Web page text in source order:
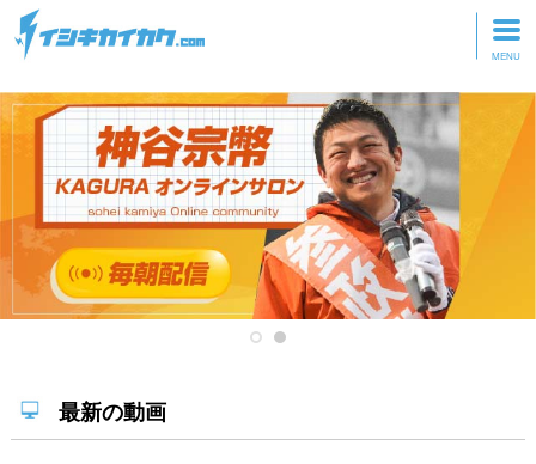
トップページ
動画を見る
記事を読む
セミナーに参加
研修・ツアーに参加
最新の動画